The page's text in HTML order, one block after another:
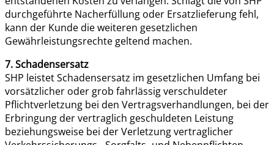
durchgeführte Nacherfüllung oder Ersatzlieferung fehl,
kann der Kunde die weiteren gesetzlichen
Gewährleistungsrechte geltend machen.
7. Schadensersatz
SHP leistet Schadensersatz im gesetzlichen Umfang bei
vorsätzlicher oder grob fahrlässig verschuldeter
Pflichtverletzung bei den Vertragsverhandlungen, bei der
Erbringung der vertraglich geschuldeten Leistung
beziehungsweise bei der Verletzung vertraglicher